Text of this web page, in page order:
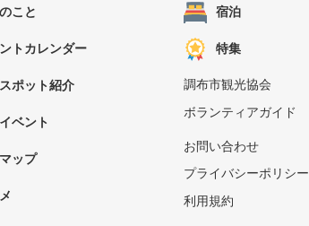
こと
トカレンダー
ポット紹介
ベント
ップ
宿泊
特集
調布市観光協会
ボランティアガイド
お問い合わせ
プライバシーポリシー
利用規約